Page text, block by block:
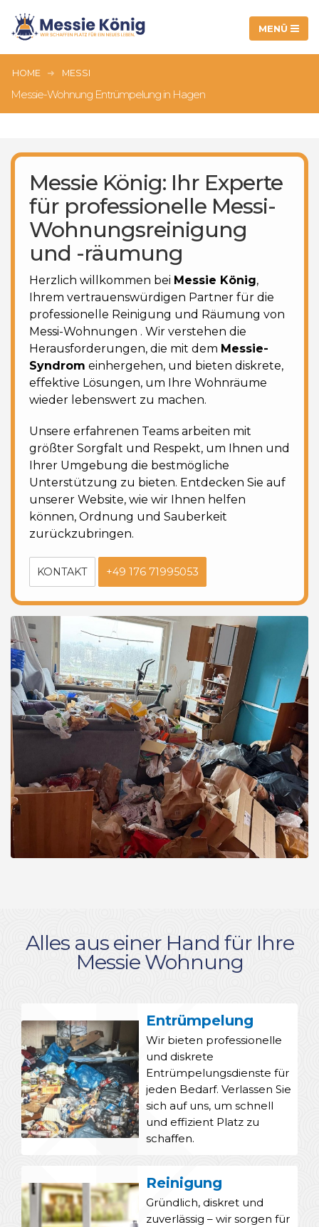
HOME MESSI
Messie-Wohnung Entrümpelung in Hagen
Messie König: Ihr Experte
für professionelle Messi-
Wohnungsreinigung
und -räumung
Herzlich willkommen bei Messie König,
Ihrem vertrauenswürdigen Partner für die
professionelle Reinigung und Räumung von
Messi-Wohnungen . Wir verstehen die
Herausforderungen, die mit dem Messie-
Syndrom einhergehen, und bieten diskrete,
effektive Lösungen, um Ihre Wohnräume
wieder lebenswert zu machen.
Unsere erfahrenen Teams arbeiten mit
größter Sorgfalt und Respekt, um Ihnen und
Ihrer Umgebung die bestmögliche
Unterstützung zu bieten. Entdecken Sie auf
unserer Website, wie wir Ihnen helfen
können, Ordnung und Sauberkeit
zurückzubringen.
KONTAKT +49 176 71995053
Alles aus einer Hand für Ihre
Messie Wohnung
Entrümpelung
Wir bieten professionelle
und diskrete
Entrümpelungsdienste für
jeden Bedarf. Verlassen Sie
sich auf uns, um schnell
und effizient Platz zu
schaffen.
Reinigung
Gründlich, diskret und
zuverlässig – wir sorgen für